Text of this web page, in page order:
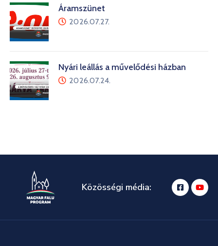
Áramszünet
2026.07.27.
Nyári leállás a művelődési házban
2026.07.24.
Közösségi média: